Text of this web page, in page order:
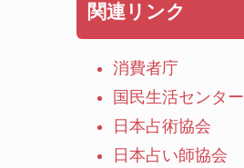
関連リンク
消費者庁
国民生活センター
日本占術協会
日本占い師協会